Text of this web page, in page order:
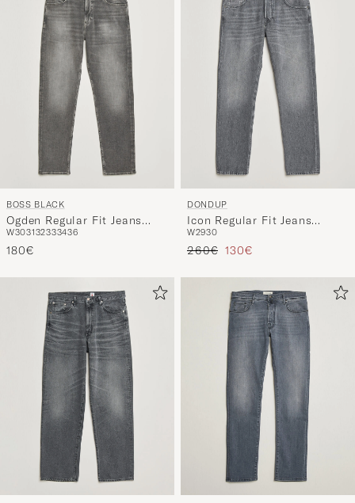
Stil
BOSS BLACK
Ogden Regular Fit Jeans
Medium Grey
W303132333436
180€
DONDUP
Icon Regular Fit Jeans
Washed Grey
W2930
Regulärer Preis
260€ Reduzierter Preis
130€